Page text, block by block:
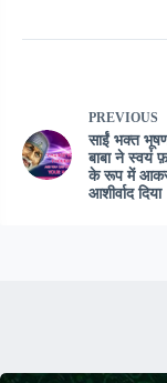
PREVIOUS
साईं भक्त
बाबा ने स्वयं
के रूप में
आशीर्वाद दिया